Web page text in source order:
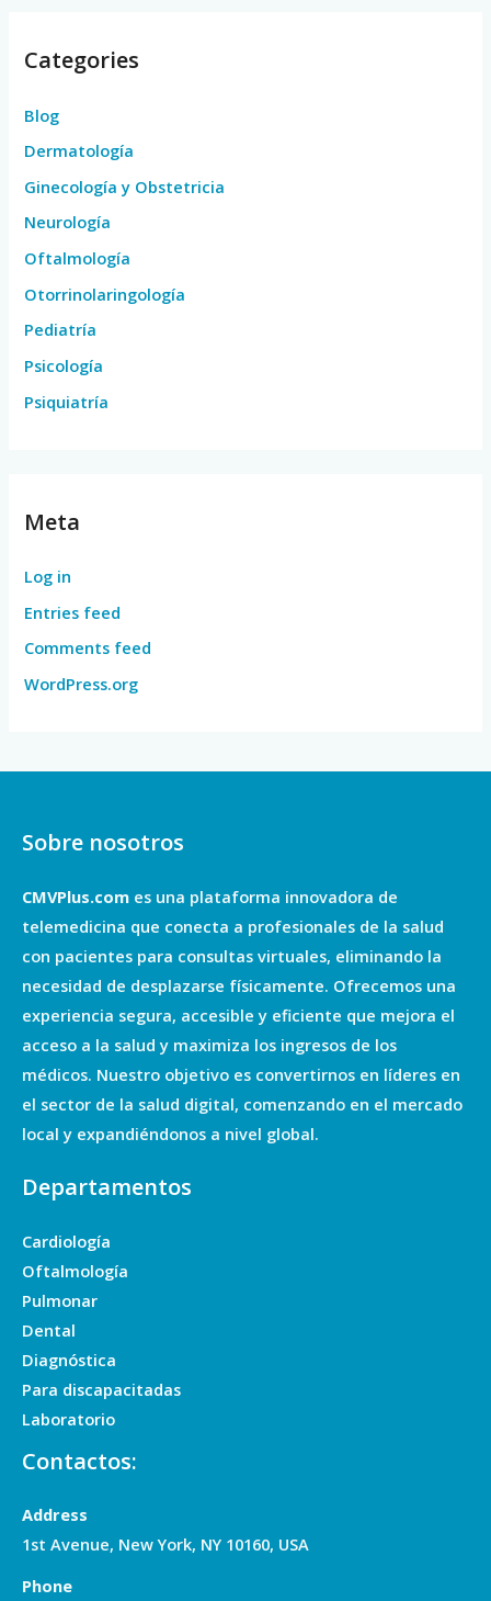
Categories
Blog
Dermatología
Ginecología y Obstetricia
Neurología
Oftalmología
Otorrinolaringología
Pediatría
Psicología
Psiquiatría
Meta
Log in
Entries feed
Comments feed
WordPress.org
Sobre nosotros
CMVPlus.com es una plataforma innovadora de
telemedicina que conecta a profesionales de la salud
con pacientes para consultas virtuales, eliminando la
necesidad de desplazarse físicamente. Ofrecemos una
experiencia segura, accesible y eficiente que mejora el
acceso a la salud y maximiza los ingresos de los
médicos. Nuestro objetivo es convertirnos en líderes en
el sector de la salud digital, comenzando en el mercado
local y expandiéndonos a nivel global.
Departamentos
Cardiología
Oftalmología
Pulmonar
Dental
Diagnóstica
Para discapacitadas
Laboratorio
Contactos:
Address
1st Avenue, New York, NY 10160, USA
Phone